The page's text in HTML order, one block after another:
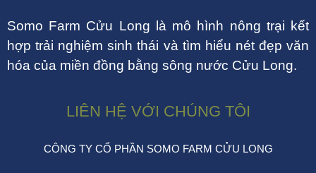
Somo Farm Cửu Long là mô hình nông trại kết
hợp trải nghiệm sinh thái và tìm hiểu nét đẹp văn
hóa của miền đồng bằng sông nước Cửu Long.
LIÊN HỆ VỚI CHÚNG TÔI
CÔNG TY CỔ PHẦN SOMO FARM CỬU LONG